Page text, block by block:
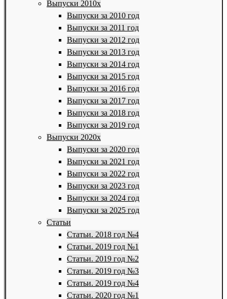
Выпуски 2010х
Выпуски за 2010 год
Выпуски за 2011 год
Выпуски за 2012 год
Выпуски за 2013 год
Выпуски за 2014 год
Выпуски за 2015 год
Выпуски за 2016 год
Выпуски за 2017 год
Выпуски за 2018 год
Выпуски за 2019 год
Выпуски 2020х
Выпуски за 2020 год
Выпуски за 2021 год
Выпуски за 2022 год
Выпуски за 2023 год
Выпуски за 2024 год
Выпуски за 2025 год
Статьи
Статьи. 2018 год №4
Статьи. 2019 год №1
Статьи. 2019 год №2
Статьи. 2019 год №3
Статьи. 2019 год №4
Статьи. 2020 год №1